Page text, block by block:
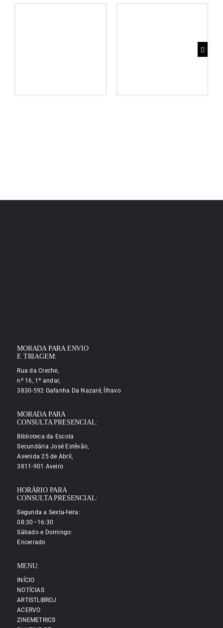
MORADA PARA ENVIO
E TRIAGEM:
Rua da Creche,
nº 16, 1º andar,
3830-592 Gafanha Da Nazaré, Ílhavo
MORADA PARA
CONSULTA PRESENCIAL:
Biblioteca da Escola
Secundária José Estêvão,
Avenida 25 de Abril,
3811-901 Aveiro
HORÁRIO PARA
CONSULTA PRESENCIAL:
Segunda a Sexta-feira:
08:30–16:30
Sábado e Domingo:
Encerrado
MENU:
INÍCIO
NOTÍCIAS
ARTISTLIBROJ
ACERVO
ZINEMETRICS